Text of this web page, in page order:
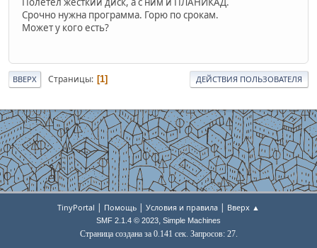
Срочно нужна программа. Горю по срокам.
Может у кого есть?
ВВЕРХ Страницы 1 ДЕЙСТВИЯ ПОЛЬЗОВАТЕЛЯ
TinyPortal | Помощь | Условия и правила | Вверх ▲
SMF 2.1.4 © 2023, Simple Machines
Страница создана за 0.141 сек. Запросов: 27.